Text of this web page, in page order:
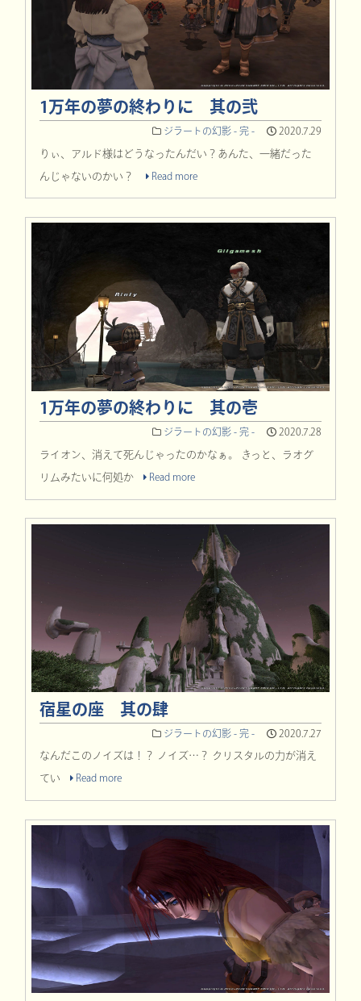
1万年の夢の終わりに 其の弐
ジラートの幻影 - 完 - 2020.7.29
りぃ、アルド様はどうなったんだい？あんた、一緒だった
んじゃないのかい？ Read more
1万年の夢の終わりに 其の壱
ジラートの幻影 - 完 - 2020.7.28
ライオン、消えて死んじゃったのかなぁ。 きっと、ラオグ
リムみたいに何処か Read more
宿星の座 其の肆
ジラートの幻影 - 完 - 2020.7.27
なんだこのノイズは！？ ノイズ…？ クリスタルの力が消え
てい Read more